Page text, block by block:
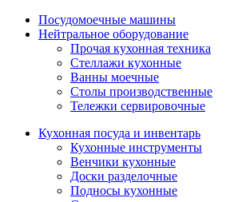
Посудомоечные машины
Нейтральное оборудование
Прочая кухонная техника
Стеллажи кухонные
Ванны моечные
Столы производственные
Тележки сервировочные
Кухонная посуда и инвентарь
Кухонные инструменты
Венчики кухонные
Доски разделочные
Подносы кухонные